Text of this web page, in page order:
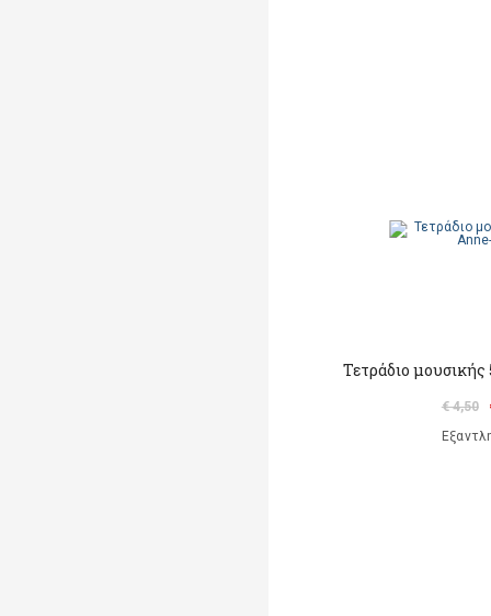
Τετράδιο
€ 4,50